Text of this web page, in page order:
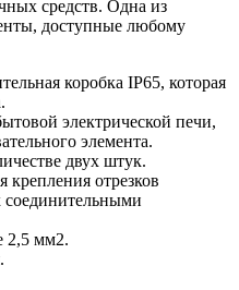
средств. Одна из
доступные любому
коробка IP65, которая
электрической печи,
элемента.
двух штук.
отрезков
соединительными
2,5 мм2.